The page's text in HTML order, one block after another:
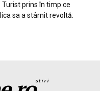
prins în timp ce
sa a stârnit revoltă:
stiri